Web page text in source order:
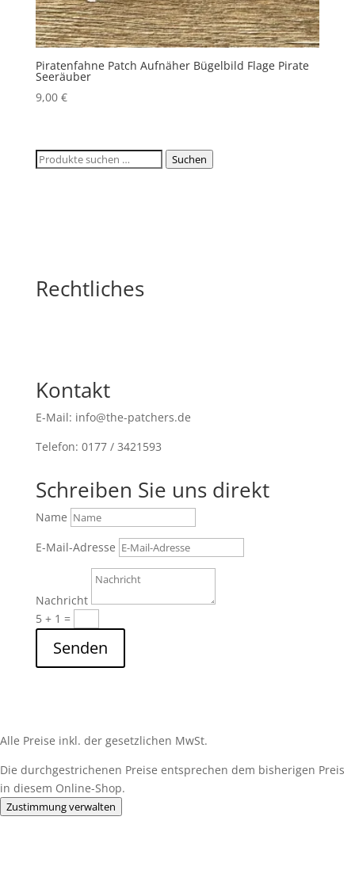
Piratenfahne Patch Aufnäher Bügelbild Flage Pirate
Seeräuber
9,00 €
Suchen
Suchen
Rechtliches
Kontakt
E-Mail: info@the-patchers.de
Telefon: 0177 / 3421593
Schreiben Sie uns direkt
Name
E-Mail-Adresse
Nachricht
5 + 1 =
Senden
Alle Preise inkl. der gesetzlichen MwSt.
Die durchgestrichenen Preise entsprechen dem bisherigen Preis
in diesem Online-Shop.
Zustimmung verwalten